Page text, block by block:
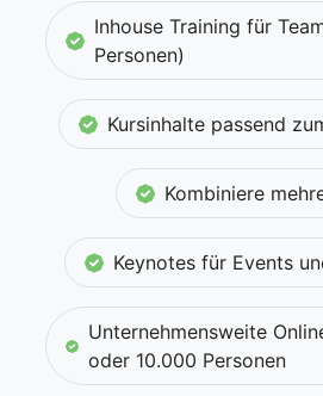
Inhouse Training für
Personen)
Kursinhalte passend
Kombiniere
Keynotes für Events
Unternehmensweite
oder 10.000 Personen